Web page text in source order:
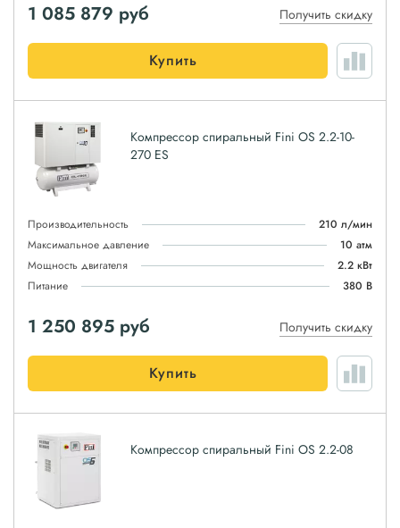
1 085 879 руб Получить скидку
Купить
Компрессор спиральный Fini OS 2.2-10-
270 ES
Производительность
210 л/мин
Максимальное давление
10 атм
Мощность двигателя
2.2 кВт
Питание
380 В
1 250 895 руб Получить скидку
Купить
Компрессор спиральный Fini OS 2.2-08